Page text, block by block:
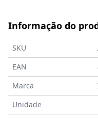
Informação do
SKU
EAN
Marca
Unidade